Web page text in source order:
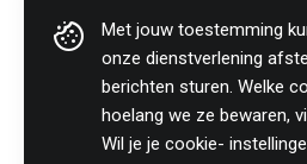
Met jouw toestemming
onze dienstverlening
berichten sturen. Welke
hoelang we ze bewaren,
Wil je je cookie-
Opleiding PB & VenB
Opleiding btw
Opleiding vennootschapsbelasting